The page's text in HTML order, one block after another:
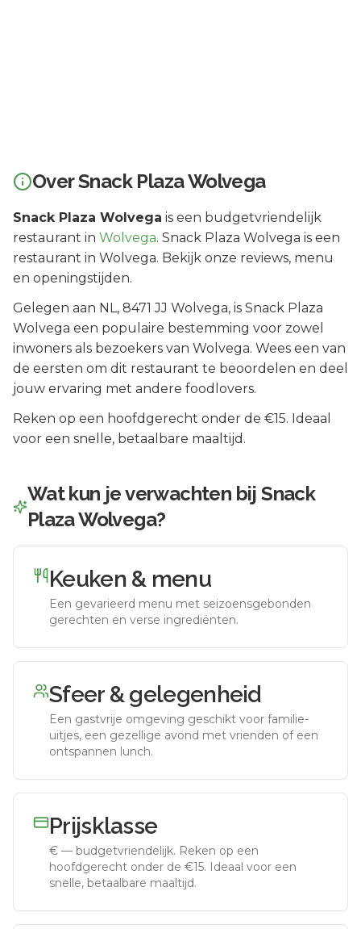
OverSnack Plaza Wolvega
Snack Plaza Wolvega is een budgetvriendelijk
restaurant in Wolvega. Snack Plaza Wolvega is een
restaurant in Wolvega. Bekijk onze reviews, menu
en openingstijden.
Gelegen aan NL , 8471 JJ Wolvega, is Snack Plaza
Wolvega een populaire bestemming voor zowel
inwoners als bezoekers van Wolvega. Wees een van
de eersten om dit restaurant te beoordelen en deel
jouw ervaring met andere foodlovers.
Reken op een hoofdgerecht onder de €15. Ideaal
voor een snelle, betaalbare maaltijd.
Wat kun je verwachten bijSnack
Plaza Wolvega?
Keuken & menu
Een gevarieerd menu met seizoensgebonden
gerechten en verse ingrediënten.
Sfeer & gelegenheid
Een gastvrije omgeving geschikt voor familie-
uitjes, een gezellige avond met vrienden of een
ontspannen lunch.
Prijsklasse
€ — budgetvriendelijk. Reken op een
hoofdgerecht onder de €15. Ideaal voor een
snelle, betaalbare maaltijd.